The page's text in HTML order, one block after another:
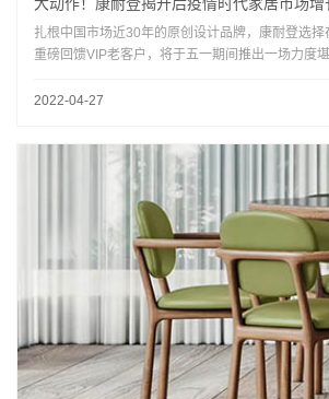
大动作！康耐登揭开后疫情时代家居市场增
扎根中国市场近30年的原创设计品牌，康耐登选择
重磅回馈VIP老客户，将于五一期间推出一场力度
2022-04-27